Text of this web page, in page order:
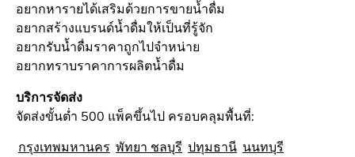
อยากหารายได้เสริมด้วยการขายน้ำดื่ม
อยากสร้างแบรนด์น้ำดื่มให้เป็นที่รู้จัก
อยากรับน้ำดื่มราคาถูกไปจำหน่าย
อยากทราบราคาการผลิตน้ำดื่ม
บริการจัดส่ง
จัดส่งขั้นต่ำ 500 แพ็คขึ้นไป ครอบคลุมพื้นที่:
กรุงเทพมหานคร พัทยา ชลบุรี ปทุมธานี นนทบุรี